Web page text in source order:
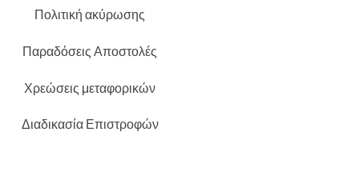
Πολιτική ακύρωσης
Παραδόσεις Αποστολές
Χρεώσεις μεταφορικών
Διαδικασία Επιστροφών